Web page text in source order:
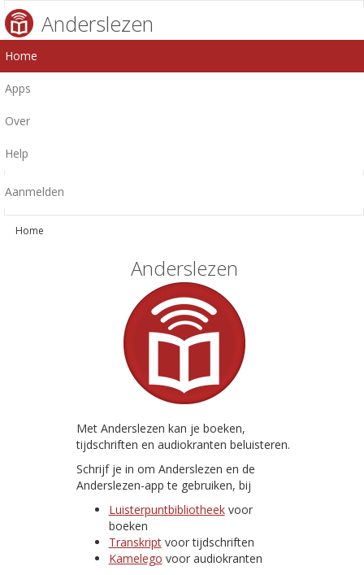
Anderslezen
Home
Apps
Over
Help
Aanmelden
Home
Anderslezen
Met Anderslezen kan je boeken,
tijdschriften en audiokranten beluisteren.
Schrijf je in om Anderslezen en de
Anderslezen-app te gebruiken, bij
Luisterpuntbibliotheekvoor
boeken
Transkriptvoor tijdschriften
Kamelego voor audiokranten